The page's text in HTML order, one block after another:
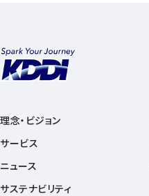
理念・ビジョン
サービス
ニュース
サステナビリティ